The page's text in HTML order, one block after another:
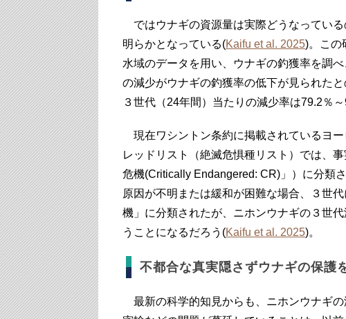
ではウナギの資源量は実際どうなってい
明らかとなっている(Kaifu et al. 2025)。この
水域のデータを用い、ウナギの釣獲率を調
の減少がウナギの釣獲率の低下が見られた
３世代（24年間）当たりの減少率は79.2％
現在ワシントン条約に掲載されているヨ
レッドリスト（絶滅危惧種リスト）では、
危機(Critically Endangered: CR)」）に分類
原因が不明または緩和が困難な場合、３世
機」に分類されたが、ニホンウナギの３世
うことになるだろう(Kaifu et al. 2025)。
不都合な真実隠さずウナギの保護
最新の科学的知見からも、ニホンウナギ